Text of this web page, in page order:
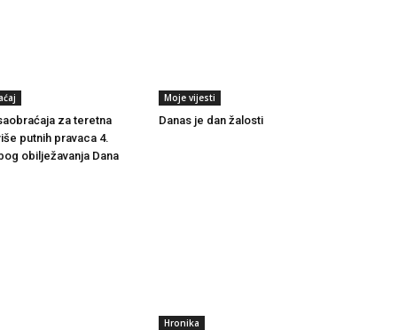
za teretna
putnih pravaca 4.
obilježavanja Dana
Moje vijesti
Danas je dan žalosti
Hronika